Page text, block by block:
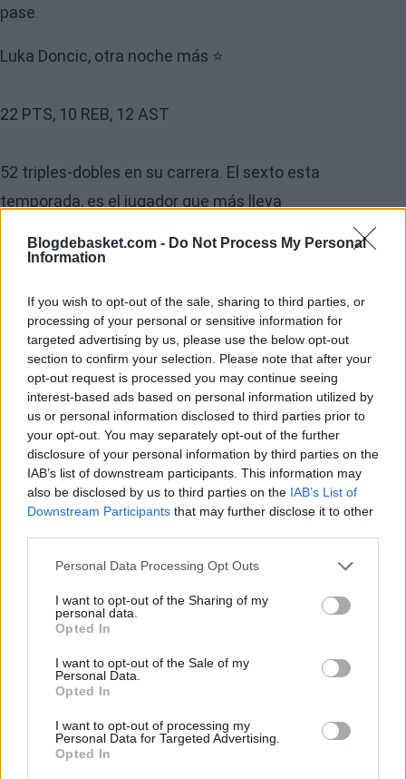
Blogdebasket.com - Do Not Process My Personal
Information
If you wish to opt-out of the sale, sharing to third parties, or
processing of your personal or sensitive information for
targeted advertising by us, please use the below opt-out
section to confirm your selection. Please note that after your
opt-out request is processed you may continue seeing
interest-based ads based on personal information utilized by
us or personal information disclosed to third parties prior to
your opt-out. You may separately opt-out of the further
disclosure of your personal information by third parties on the
IAB’s list of downstream participants. This information may
also be disclosed by us to third parties on the IAB’s List of
Downstream Participants that may further disclose it to other
Personal Data Processing Opt Outs
I want to opt-out of the Sharing of my
personal data.
Opted In
I want to opt-out of the Sale of my
Personal Data.
Opted In
I want to opt-out of processing my
Personal Data for Targeted Advertising.
Opted In
pase.
Luka Doncic, otra noche más ⭐️
22 PTS, 10 REB, 12 AST
52 triples-dobles en su carrera. El sexto esta
temporada, es el jugador que más lleva
— NBA Spain (@NBAspain)December 7, 2022